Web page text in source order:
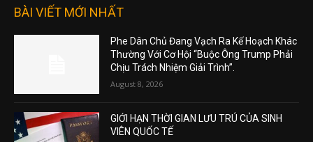
BÀI VIẾT MỚI NHẤT
Phe Dân Chủ Đang Vạch Ra Kế Hoạch Khác
Thường Với Cơ Hội “Buộc Ông Trump Phải
Chịu Trách Nhiệm Giải Trình”.
August 8, 2026
GIỚI HẠN THỜI GIAN LƯU TRÚ CỦA SINH
VIÊN QUỐC TẾ